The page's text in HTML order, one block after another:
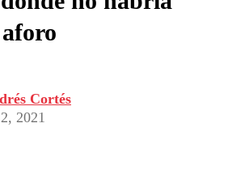
Internacional
Nacional
Cortés
2021